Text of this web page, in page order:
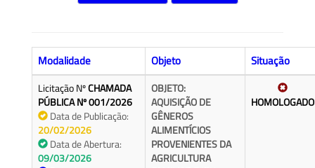
Modalidade Objeto Situação
Licitação NºCHAMADA
PÚBLICA Nº 001/2026
Data de Publicação:
20/02/2026
Data de Abertura:
09/03/2026
OBJETO:
AQUISIÇÃO DE
GÊNEROS
ALIMENTÍCIOS
PROVENIENTES DA
AGRICULTURA
HOMOLOGADO